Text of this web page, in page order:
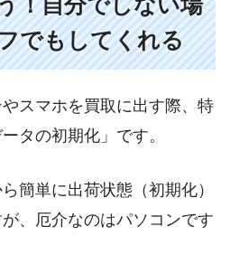
！自分でしない場
でもしてくれる
スマホを買取に出す際、特
タの初期化」です。
簡単に出荷状態（初期化）
、厄介なのはパソコンです